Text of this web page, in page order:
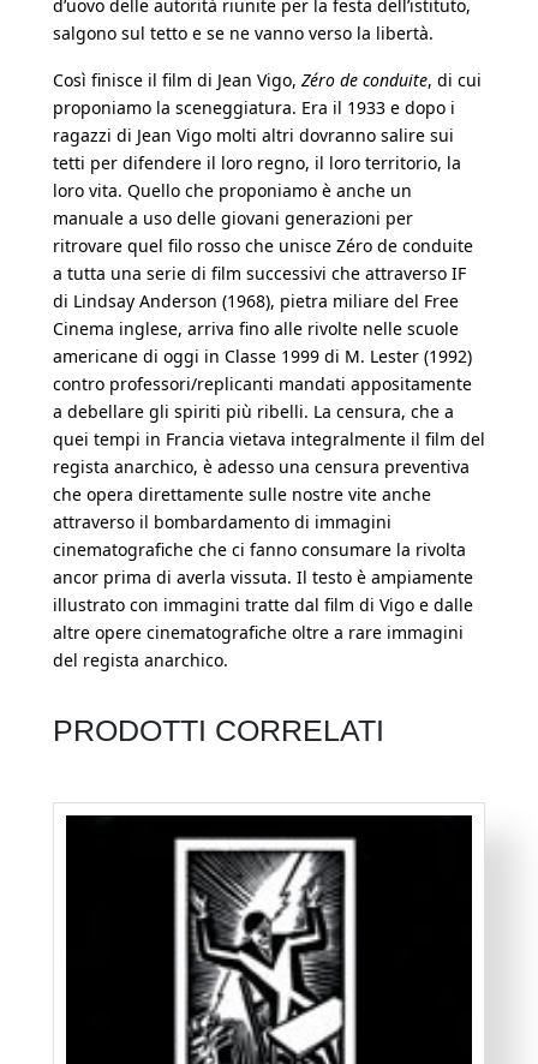
d’uovo delle autorità riunite per la festa dell’istituto,
salgono sul tetto e se ne vanno verso la libertà.
Così finisce il film di Jean Vigo, Zéro de conduite, di cui
proponiamo la sceneggiatura. Era il 1933 e dopo i
ragazzi di Jean Vigo molti altri dovranno salire sui
tetti per difendere il loro regno, il loro territorio, la
loro vita. Quello che proponiamo è anche un
manuale a uso delle giovani generazioni per
ritrovare quel filo rosso che unisce Zéro de conduite
a tutta una serie di film successivi che attraverso IF
di Lindsay Anderson (1968), pietra miliare del Free
Cinema inglese, arriva fino alle rivolte nelle scuole
americane di oggi in Classe 1999 di M. Lester (1992)
contro professori/replicanti mandati appositamente
a debellare gli spiriti più ribelli. La censura, che a
quei tempi in Francia vietava integralmente il film del
regista anarchico, è adesso una censura preventiva
che opera direttamente sulle nostre vite anche
attraverso il bombardamento di immagini
cinematografiche che ci fanno consumare la rivolta
ancor prima di averla vissuta. Il testo è ampiamente
illustrato con immagini tratte dal film di Vigo e dalle
altre opere cinematografiche oltre a rare immagini
del regista anarchico.
PRODOTTI CORRELATI